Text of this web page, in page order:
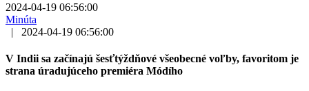
2024-04-19 06:56:00
Minúta
|
2024-04-19 06:56:00
V Indii sa začínajú šesťtýždňové všeobecné voľby, favoritom je
strana úradujúceho premiéra Módího